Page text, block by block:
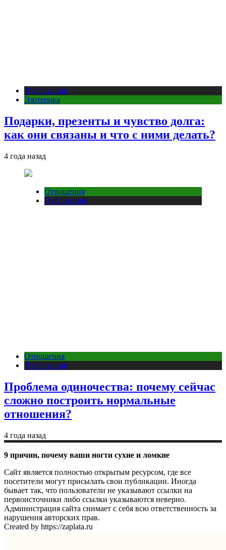
Публикации
Эзотерика
Подарки, презенты и чувство долга:
как они связаны и что с ними делать?
4 года назад
Отношения
Публикации
Отношения
Публикации
Проблема одиночества: почему сейчас
сложно построить нормальные
отношения?
4 года назад
9 причин, почему ваши ногти сухие и ломкие
Сайт является полностью открытым ресурсом, где все
посетители могут присылать свои публикации. Иногда
бывает так, что пользователи не указывают ссылки на
первоисточники либо ссылки указываются неверно.
Администрация сайта снимает с себя всю ответственность за
нарушения авторских прав.
Created by https://zaplata.ru